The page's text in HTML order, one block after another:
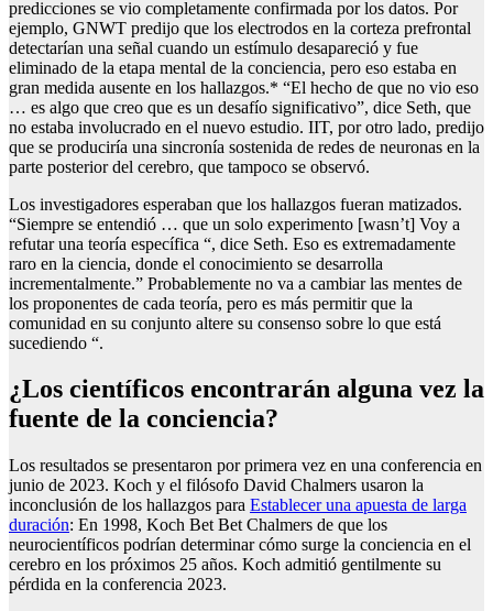
predicciones se vio completamente confirmada por los datos. Por
ejemplo, GNWT predijo que los electrodos en la corteza prefrontal
detectarían una señal cuando un estímulo desapareció y fue
eliminado de la etapa mental de la conciencia, pero eso estaba en
gran medida ausente en los hallazgos.* “El hecho de que no vio eso
… es algo que creo que es un desafío significativo”, dice Seth, que
no estaba involucrado en el nuevo estudio. IIT, por otro lado, predijo
que se produciría una sincronía sostenida de redes de neuronas en la
parte posterior del cerebro, que tampoco se observó.
Los investigadores esperaban que los hallazgos fueran matizados.
“Siempre se entendió … que un solo experimento [wasn’t] Voy a
refutar una teoría específica “, dice Seth. Eso es extremadamente
raro en la ciencia, donde el conocimiento se desarrolla
incrementalmente.” Probablemente no va a cambiar las mentes de
los proponentes de cada teoría, pero es más permitir que la
comunidad en su conjunto altere su consenso sobre lo que está
sucediendo “.
¿Los científicos encontrarán alguna vez la
fuente de la conciencia?
Los resultados se presentaron por primera vez en una conferencia en
junio de 2023. Koch y el filósofo David Chalmers usaron la
inconclusión de los hallazgos para Establecer una apuesta de larga
duración: En 1998, Koch Bet Bet Chalmers de que los
neurocientíficos podrían determinar cómo surge la conciencia en el
cerebro en los próximos 25 años. Koch admitió gentilmente su
pérdida en la conferencia 2023.